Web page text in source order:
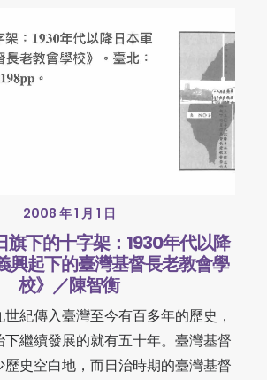
2008 年 1 月 1 日
旗下的十字架：1930年代以降
興起下的臺灣基督長老教會學
校》／陳智衡
紀傳入臺灣至今有百多年的歷史，
繼續發展的就有五十年。臺灣基督
史空白地，而日治時期的臺灣基督